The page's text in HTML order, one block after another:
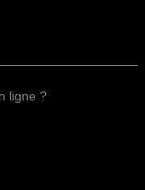
ligne ?